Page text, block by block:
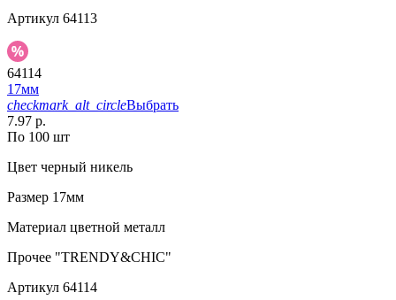
Артикул 64113
64114
17мм
checkmark_alt_circleВыбрать
7.97 р.
По 100 шт
Цвет черный никель
Размер 17мм
Материал цветной металл
Прочее "TRENDY&CHIC"
Артикул 64114